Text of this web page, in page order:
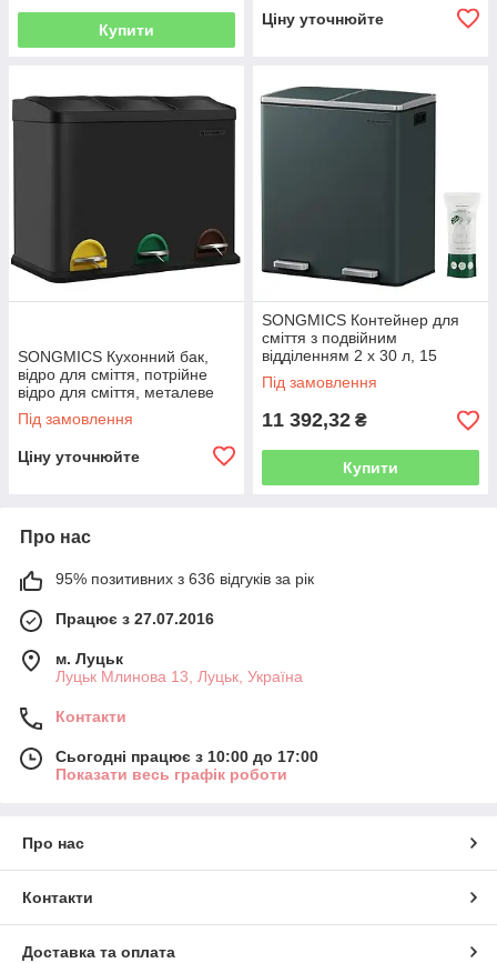
Купити
Ціну уточнюйте
SONGMICS Кухонний бак,
відро для сміття, потрійне
відро для сміття, металеве
відро для сміття 45 л, 3 x 15
л, з кришкою, сталь,
Під замовлення
Ціну уточнюйте
SONGMICS Контейнер для
сміття з подвійним
відділенням 2 x 30 л, 15
мішків для сміття, металеві
педалі, 2 пластикові
Під замовлення
11 392,32 ₴
Купити
Про нас
95% позитивних з 636 відгуків за рік
Працює з 27.07.2016
м. Луцьк
Луцьк Млинова 13, Луцьк, Україна
Контакти
Сьогодні працює з 10:00 до 17:00
Показати весь графік роботи
Про нас
Контакти
Доставка та оплата